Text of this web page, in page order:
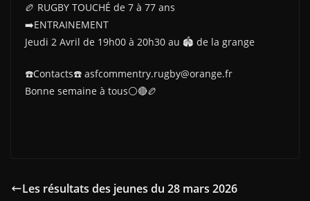
🏉 RUGBY TOUCHÉ de 7 à 77 ans
➡️ENTRAINEMENT
Jeudi 2 Avril de 19h00 à 20h30 au 🏟 de la grange
☎️Contacts☎️ asfcommentry.rugby@orange.fr
Bonne semaine à tous⚪️🔴🏉
Les résultats des jeunes du 28 mars 2026